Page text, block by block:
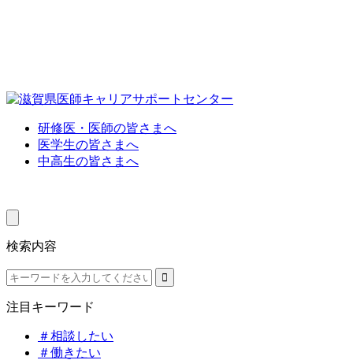
研修医・医師の皆さまへ
医学生の皆さまへ
中高生の皆さまへ
検索内容
注目キーワード
＃相談したい
＃働きたい